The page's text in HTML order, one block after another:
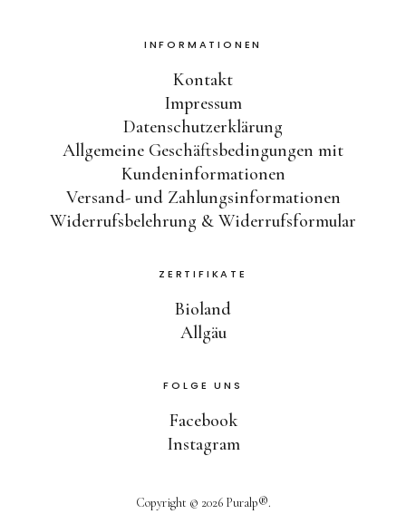
INFORMATIONEN
Kontakt
Impressum
Datenschutzerklärung
Allgemeine Geschäftsbedingungen mit
Kundeninformationen
Versand- und Zahlungsinformationen
Widerrufsbelehrung & Widerrufsformular
ZERTIFIKATE
Bioland
Allgäu
FOLGE UNS
Facebook
Instagram
Copyright © 2026 Puralp®